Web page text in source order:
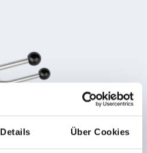
Details Über Cookies